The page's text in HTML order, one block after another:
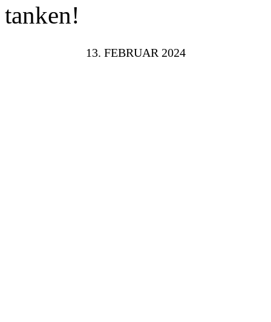
tanken!
13. FEBRUAR 2024